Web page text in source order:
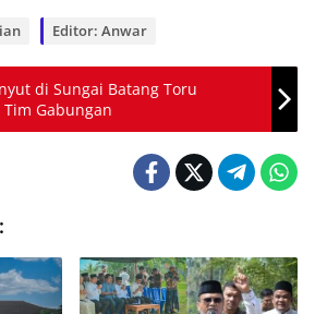
Editor: Anwar
di Sungai Batang Toru
Gabungan